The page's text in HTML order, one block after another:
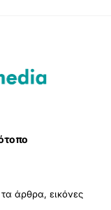
άρθρα, εικόνες